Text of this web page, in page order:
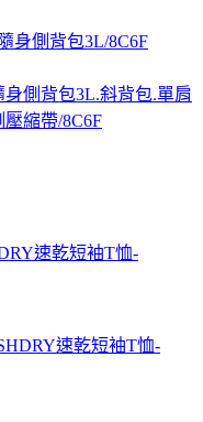
身側背包3L.斜背包.單肩
縮帶/8C6F
速乾短袖T恤-